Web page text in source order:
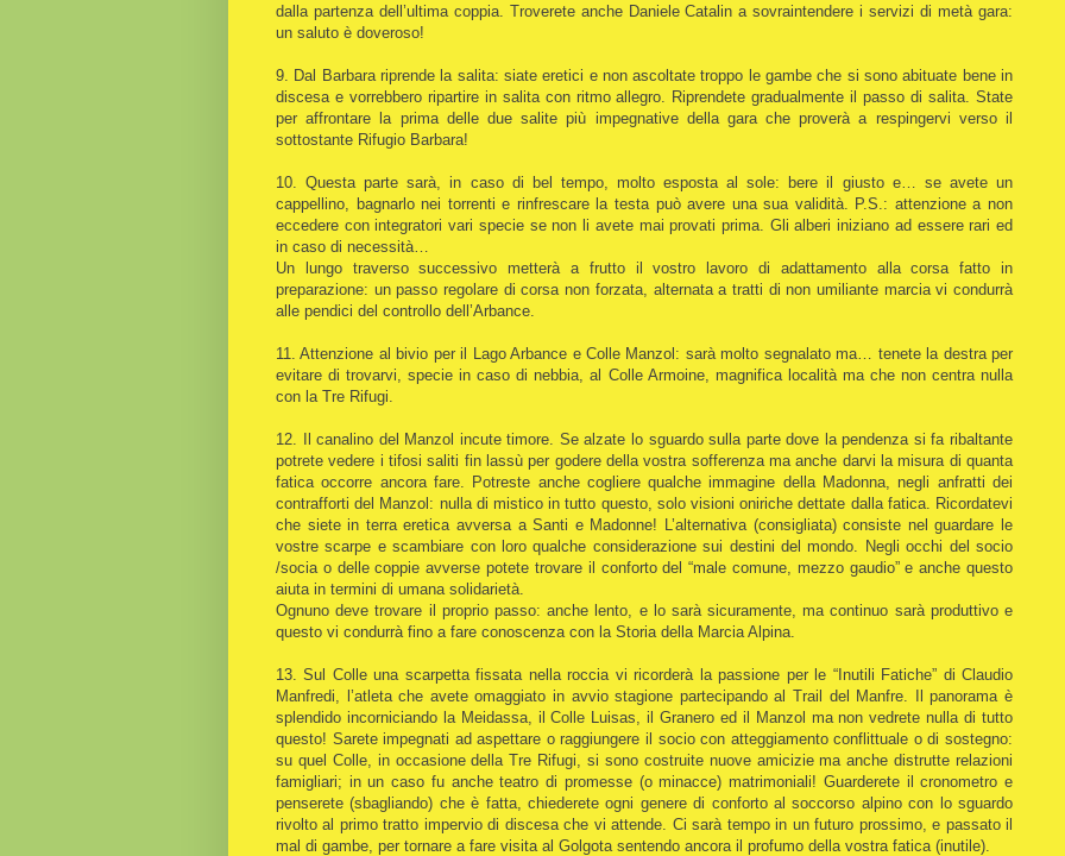
dalla partenza dell’ultima coppia. Troverete anche Daniele Catalin a sovraintendere i servizi di metà gara:
un saluto è doveroso!
9. Dal Barbara riprende la salita: siate eretici e non ascoltate troppo le gambe che si sono abituate bene in
discesa e vorrebbero ripartire in salita con ritmo allegro. Riprendete gradualmente il passo di salita. State
per affrontare la prima delle due salite più impegnative della gara che proverà a respingervi verso il
sottostante Rifugio Barbara!
10. Questa parte sarà, in caso di bel tempo, molto esposta al sole: bere il giusto e… se avete un
cappellino, bagnarlo nei torrenti e rinfrescare la testa può avere una sua validità. P.S.: attenzione a non
eccedere con integratori vari specie se non li avete mai provati prima. Gli alberi iniziano ad essere rari ed
in caso di necessità…
Un lungo traverso successivo metterà a frutto il vostro lavoro di adattamento alla corsa fatto in
preparazione: un passo regolare di corsa non forzata, alternata a tratti di non umiliante marcia vi condurrà
alle pendici del controllo dell’Arbance.
11. Attenzione al bivio per il Lago Arbance e Colle Manzol: sarà molto segnalato ma… tenete la destra per
evitare di trovarvi, specie in caso di nebbia, al Colle Armoine, magnifica località ma che non centra nulla
con la Tre Rifugi.
12. Il canalino del Manzol incute timore. Se alzate lo sguardo sulla parte dove la pendenza si fa ribaltante
potrete vedere i tifosi saliti fin lassù per godere della vostra sofferenza ma anche darvi la misura di quanta
fatica occorre ancora fare. Potreste anche cogliere qualche immagine della Madonna, negli anfratti dei
contrafforti del Manzol: nulla di mistico in tutto questo, solo visioni oniriche dettate dalla fatica. Ricordatevi
che siete in terra eretica avversa a Santi e Madonne! L’alternativa (consigliata) consiste nel guardare le
vostre scarpe e scambiare con loro qualche considerazione sui destini del mondo. Negli occhi del socio
/socia o delle coppie avverse potete trovare il conforto del “male comune, mezzo gaudio” e anche questo
aiuta in termini di umana solidarietà.
Ognuno deve trovare il proprio passo: anche lento, e lo sarà sicuramente, ma continuo sarà produttivo e
questo vi condurrà fino a fare conoscenza con la Storia della Marcia Alpina.
13. Sul Colle una scarpetta fissata nella roccia vi ricorderà la passione per le “Inutili Fatiche” di Claudio
Manfredi, l’atleta che avete omaggiato in avvio stagione partecipando al Trail del Manfre. Il panorama è
splendido incorniciando la Meidassa, il Colle Luisas, il Granero ed il Manzol ma non vedrete nulla di tutto
questo! Sarete impegnati ad aspettare o raggiungere il socio con atteggiamento conflittuale o di sostegno:
su quel Colle, in occasione della Tre Rifugi, si sono costruite nuove amicizie ma anche distrutte relazioni
famigliari; in un caso fu anche teatro di promesse (o minacce) matrimoniali! Guarderete il cronometro e
penserete (sbagliando) che è fatta, chiederete ogni genere di conforto al soccorso alpino con lo sguardo
rivolto al primo tratto impervio di discesa che vi attende. Ci sarà tempo in un futuro prossimo, e passato il
mal di gambe, per tornare a fare visita al Golgota sentendo ancora il profumo della vostra fatica (inutile).